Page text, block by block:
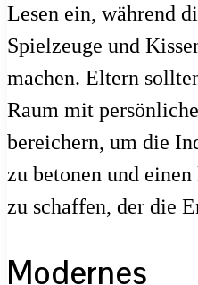
Lesen ein, während
Spielzeuge und
machen. Eltern
Raum mit
bereichern, um die
zu betonen und
zu schaffen, der die
Modernes